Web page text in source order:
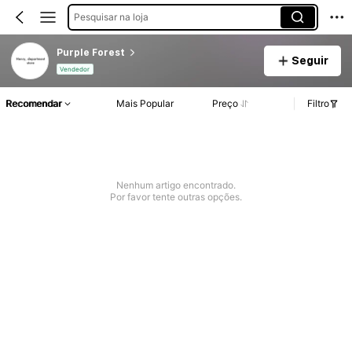
Pesquisar na loja
Purple Forest
Vendedor
Seguir
Recomendar Mais Popular Preço Filtro
Nenhum artigo encontrado.
Por favor tente outras opções.